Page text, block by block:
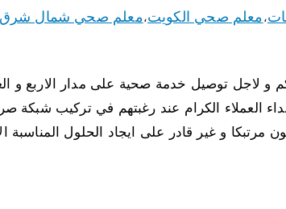
،معلم صحي الكويت،معلم صحي شمال شرق
و لاجل توصيل خدمة صحية على مدار الاربع و
نداء العملاء الكرام عند رغبتهم في تركيب
مرتبكا و غير قادر على ايجاد الحلول المناسبة